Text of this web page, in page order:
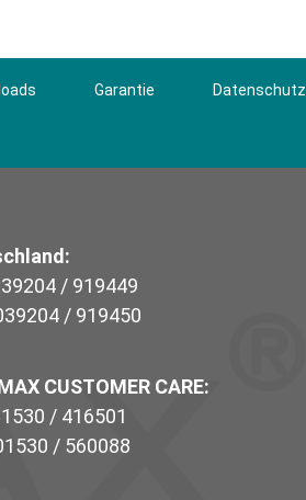
Garantie Datenschutz
/ 919449
/ 919450
CUSTOMER CARE:
/ 416501
/ 560088